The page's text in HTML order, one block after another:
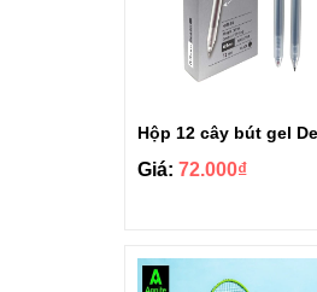
Giá: 72.000₫